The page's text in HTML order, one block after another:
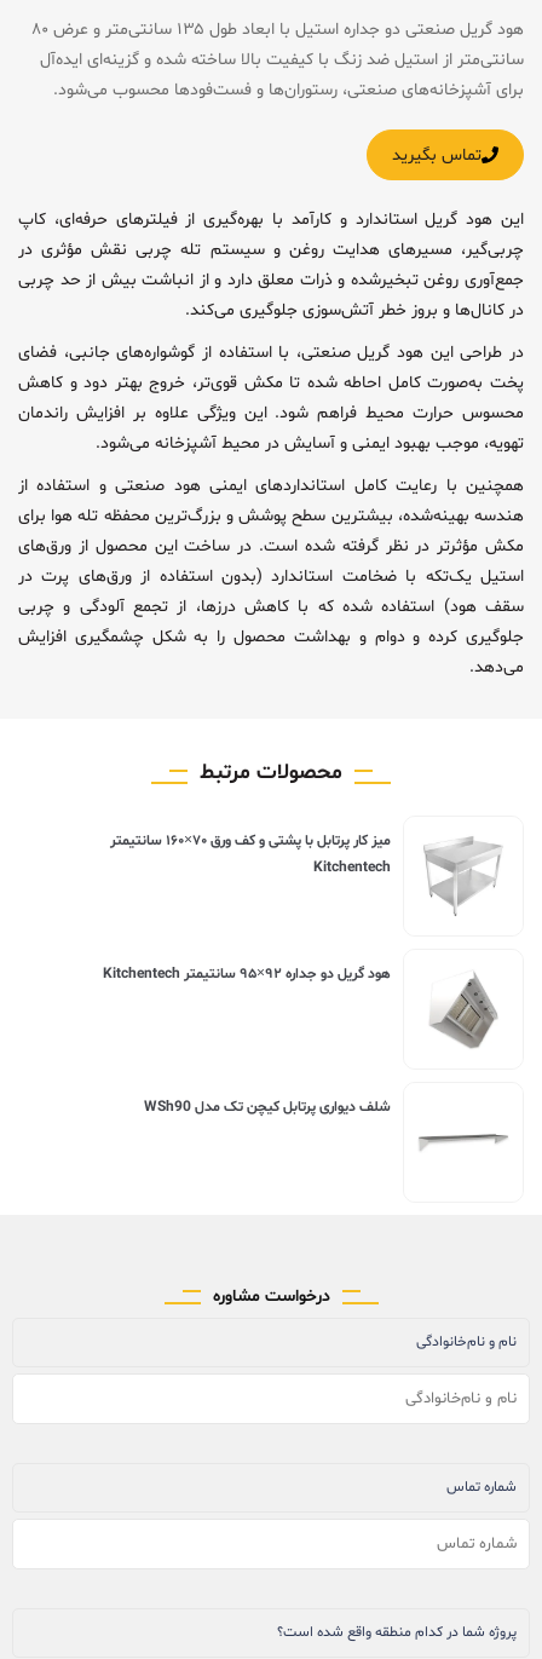
هود گریل صنعتی دو جداره استیل با ابعاد طول ۱۳۵ سانتی‌متر و عرض ۸۰
سانتی‌متر از استیل ضد زنگ با کیفیت بالا ساخته شده و گزینه‌ای ایده‌آل
برای آشپزخانه‌های صنعتی، رستوران‌ها و فست‌فودها محسوب می‌شود.
تماس بگیرید
این هود گریل استاندارد و کارآمد با بهره‌گیری از فیلترهای حرفه‌ای، کاپ
چربی‌گیر، مسیرهای هدایت روغن و سیستم تله چربی نقش مؤثری در
جمع‌آوری روغن تبخیرشده و ذرات معلق دارد و از انباشت بیش از حد چربی
در کانال‌ها و بروز خطر آتش‌سوزی جلوگیری می‌کند.
در طراحی این هود گریل صنعتی، با استفاده از گوشواره‌های جانبی، فضای
پخت به‌صورت کامل احاطه شده تا مکش قوی‌تر، خروج بهتر دود و کاهش
محسوس حرارت محیط فراهم شود. این ویژگی علاوه بر افزایش راندمان
تهویه، موجب بهبود ایمنی و آسایش در محیط آشپزخانه می‌شود.
همچنین با رعایت کامل استانداردهای ایمنی هود صنعتی و استفاده از
هندسه بهینه‌شده، بیشترین سطح پوشش و بزرگ‌ترین محفظه تله هوا برای
مکش مؤثرتر در نظر گرفته شده است. در ساخت این محصول از ورق‌های
استیل یک‌تکه با ضخامت استاندارد (بدون استفاده از ورق‌های پرت در
سقف هود) استفاده شده که با کاهش درزها، از تجمع آلودگی و چربی
جلوگیری کرده و دوام و بهداشت محصول را به شکل چشمگیری افزایش
می‌دهد.
محصولات مرتبط
ميز کار پرتابل با پشتی و کف ورق ۷۰×۱۶۰ سانتیمتر
Kitchentech
هود گریل دو جداره ۹۲×۹۵ سانتیمتر Kitchentech
شلف دیواری پرتابل کیچن تک مدل WSh90
درخواست مشاوره
نام و نام‌خانوادگی
شماره تماس
پروژه شما در کدام منطقه واقع شده است؟